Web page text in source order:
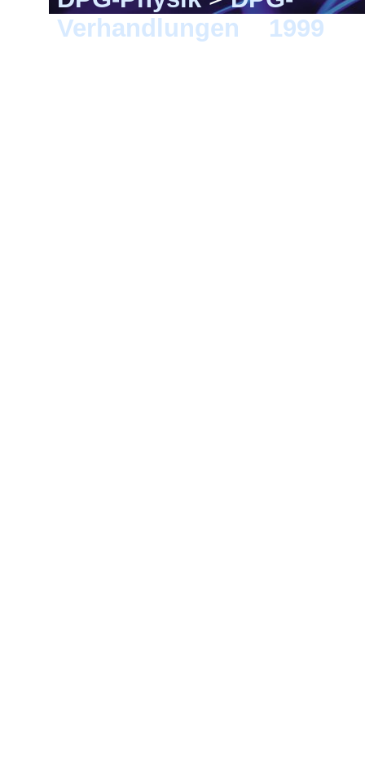
Verhandlungen
1999